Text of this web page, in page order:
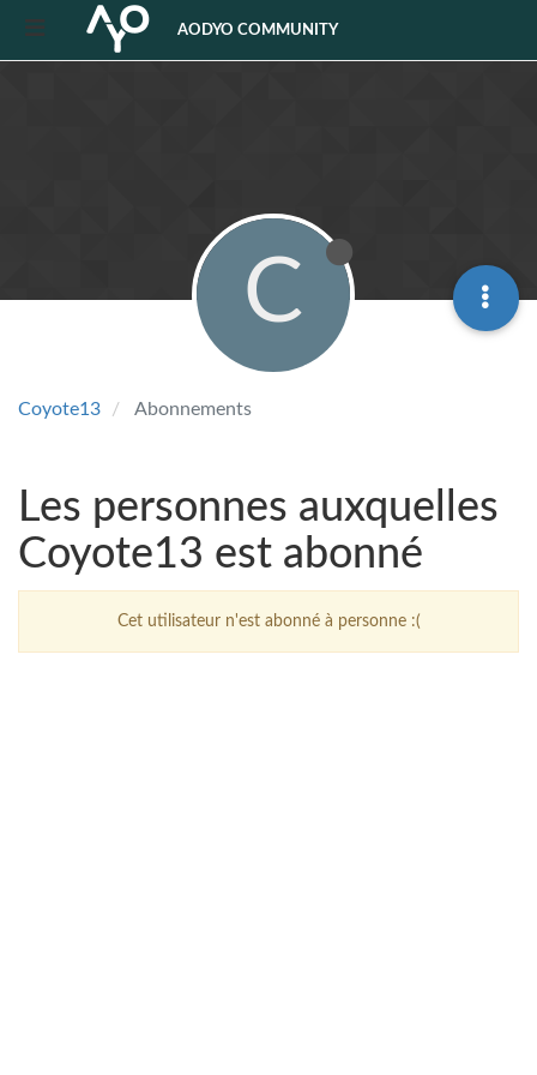
AODYO COMMUNITY
Coyote13 Abonnements
C
Les personnes auxquelles
Coyote13 est abonné
Cet utilisateur n'est abonné à personne :(